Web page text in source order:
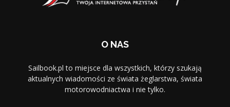
O NAS
Sailbook.pl to miejsce dla wszystkich, którzy szukają
aktualnych wiadomości ze świata żeglarstwa, świata
motorowodniactwa i nie tylko.